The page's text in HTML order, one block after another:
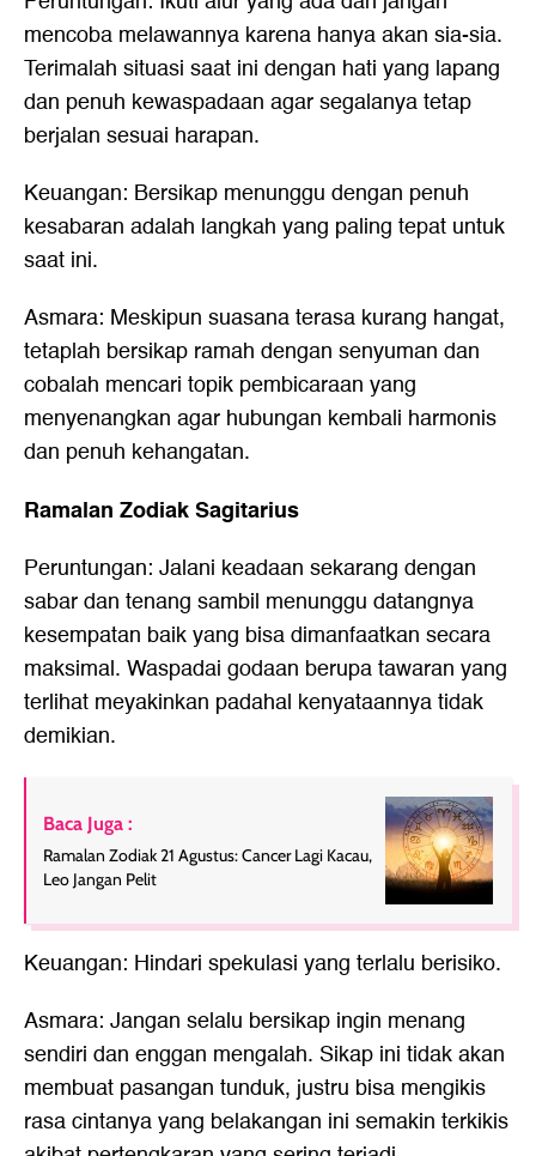
mencoba melawannya karena hanya akan sia-sia.
Terimalah situasi saat ini dengan hati yang lapang
dan penuh kewaspadaan agar segalanya tetap
berjalan sesuai harapan.
Keuangan: Bersikap menunggu dengan penuh
kesabaran adalah langkah yang paling tepat untuk
saat ini.
Asmara: Meskipun suasana terasa kurang hangat,
tetaplah bersikap ramah dengan senyuman dan
cobalah mencari topik pembicaraan yang
menyenangkan agar hubungan kembali harmonis
dan penuh kehangatan.
Ramalan Zodiak Sagitarius
Peruntungan: Jalani keadaan sekarang dengan
sabar dan tenang sambil menunggu datangnya
kesempatan baik yang bisa dimanfaatkan secara
maksimal. Waspadai godaan berupa tawaran yang
terlihat meyakinkan padahal kenyataannya tidak
demikian.
Baca Juga :
Ramalan Zodiak 21 Agustus: Cancer Lagi Kacau,
Leo Jangan Pelit
Keuangan: Hindari spekulasi yang terlalu berisiko.
Asmara: Jangan selalu bersikap ingin menang
sendiri dan enggan mengalah. Sikap ini tidak akan
membuat pasangan tunduk, justru bisa mengikis
rasa cintanya yang belakangan ini semakin terkikis